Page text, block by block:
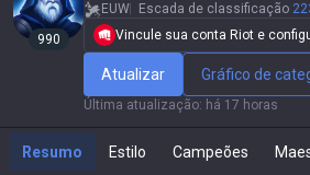
990
EUW Escada de classificação
Vincule sua conta Riot e
Atualizar Gráfico de
Última atualização: há 17 horas
Resumo Estilo Campeões